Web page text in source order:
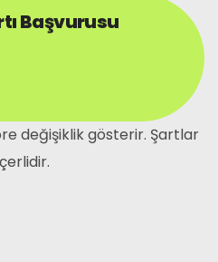
Başvurusu
değişiklik gösterir. Şartlar